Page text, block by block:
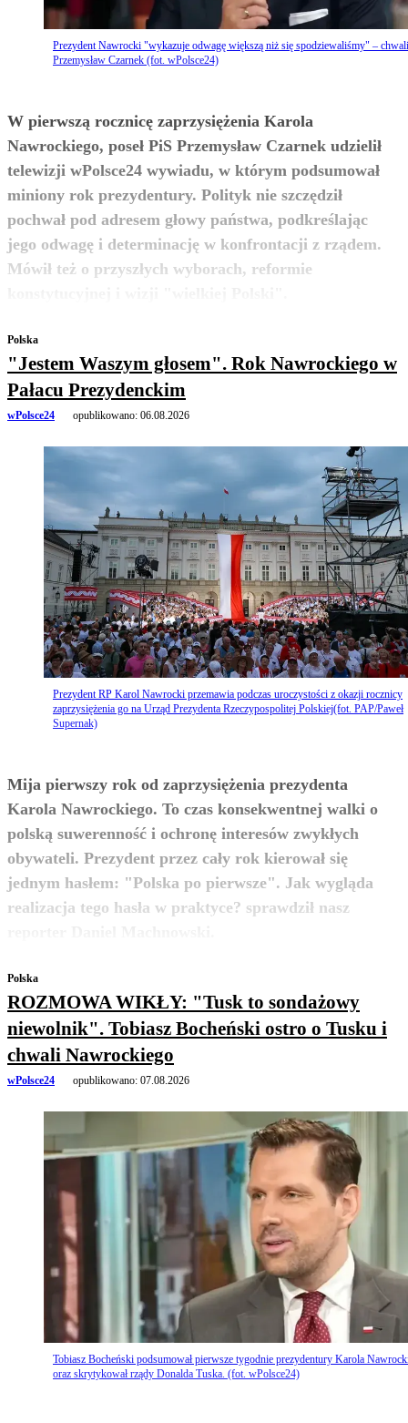
Prezydent Nawrocki "wykazuje odwagę większą niż się spodziewaliśmy" – chwali
Przemysław Czarnek (fot. wPolsce24)
W pierwszą rocznicę zaprzysiężenia Karola
Nawrockiego, poseł PiS Przemysław Czarnek udzielił
telewizji wPolsce24 wywiadu, w którym podsumował
miniony rok prezydentury. Polityk nie szczędził
pochwał pod adresem głowy państwa, podkreślając
jego odwagę i determinację w konfrontacji z rządem.
Mówił też o przyszłych wyborach, reformie
zobacz więcej
Polska
"Jestem Waszym głosem". Rok Nawrockiego w
Pałacu Prezydenckim
wPolsce24 opublikowano: 06.08.2026
Prezydent RP Karol Nawrocki przemawia podczas uroczystości z okazji rocznicy
zaprzysiężenia go na Urząd Prezydenta Rzeczypospolitej Polskiej(fot. PAP/Paweł
Supernak)
Mija pierwszy rok od zaprzysiężenia prezydenta
Karola Nawrockiego. To czas konsekwentnej walki o
polską suwerenność i ochronę interesów zwykłych
obywateli. Prezydent przez cały rok kierował się
jednym hasłem: "Polska po pierwsze". Jak wygląda
realizacja tego hasła w praktyce? sprawdził nasz
zobacz więcej
Polska
ROZMOWA WIKŁY: "Tusk to sondażowy
niewolnik". Tobiasz Bocheński ostro o Tusku i
chwali Nawrockiego
wPolsce24 opublikowano: 07.08.2026
Tobiasz Bocheński podsumował pierwsze tygodnie prezydentury Karola
oraz skrytykował rządy Donalda Tuska. (fot. wPolsce24)